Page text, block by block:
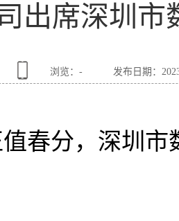
出席深圳市
浏览： - 发布日期：
春分，深圳